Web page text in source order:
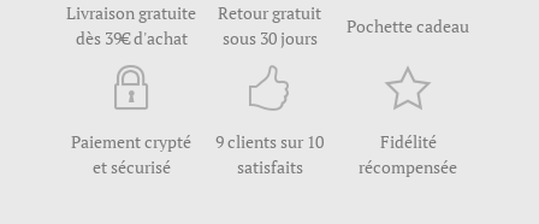
Livraison gratuite
dès 39€ d'achat
Retour gratuit
sous 30 jours
Pochette cadeau
Paiement crypté
et sécurisé
9 clients sur 10
satisfaits
Fidélité
récompensée